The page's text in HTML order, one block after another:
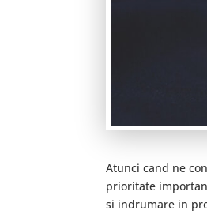
Atunci cand ne
prioritate
si indrumare in